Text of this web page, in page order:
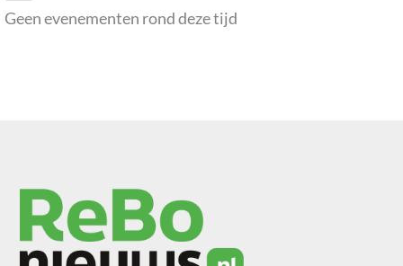
Geen evenementen rond deze tijd